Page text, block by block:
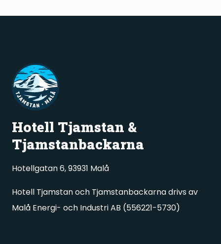
Hotell Tjamstan &
Tjamstanbackarna
Hotellgatan 6, 93931 Malå
Hotell Tjamstan och Tjamstanbackarna drivs av
Malå Energi- och Industri AB (556221-5730)